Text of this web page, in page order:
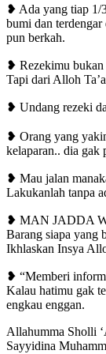
❥ Ada yang tiap 1/
bumi dan
pun berkah.
❥ Rezekimu bukan
Tapi dari Alloh
❥ Undang rezeki
❥ Orang yang
kelaparan.. dia gak
❥ Mau jalan
Lakukanlah tanpa
❥ MAN JADDA
Barang siapa yang
Ikhlaskan Insya
❥ “Memberi
Kalau hatimu gak
engkau enggan.
Allahumma Sholli
Sayyidina